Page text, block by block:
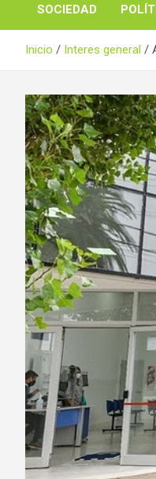
SOCIEDAD
Inicio Interes general